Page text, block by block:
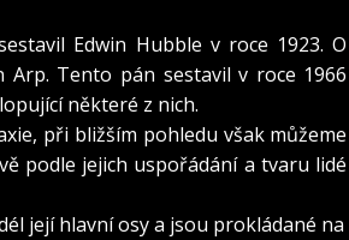
Edwin Hubble v roce 1923. O
Arp. Tento pán sestavil v roce 1966
některé z nich.
při bližším pohledu však můžeme
podle jejich uspořádání a tvaru lidé
její hlavní osy a jsou prokládané na